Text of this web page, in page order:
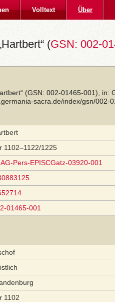
Volltext Über
(GSN: 002-
(GSN: 002-01465-001), in:
sacra.de/index/gsn/002-
1102–1122/1225
Pers-EPISCGatz-03920-001
01465-001
1102